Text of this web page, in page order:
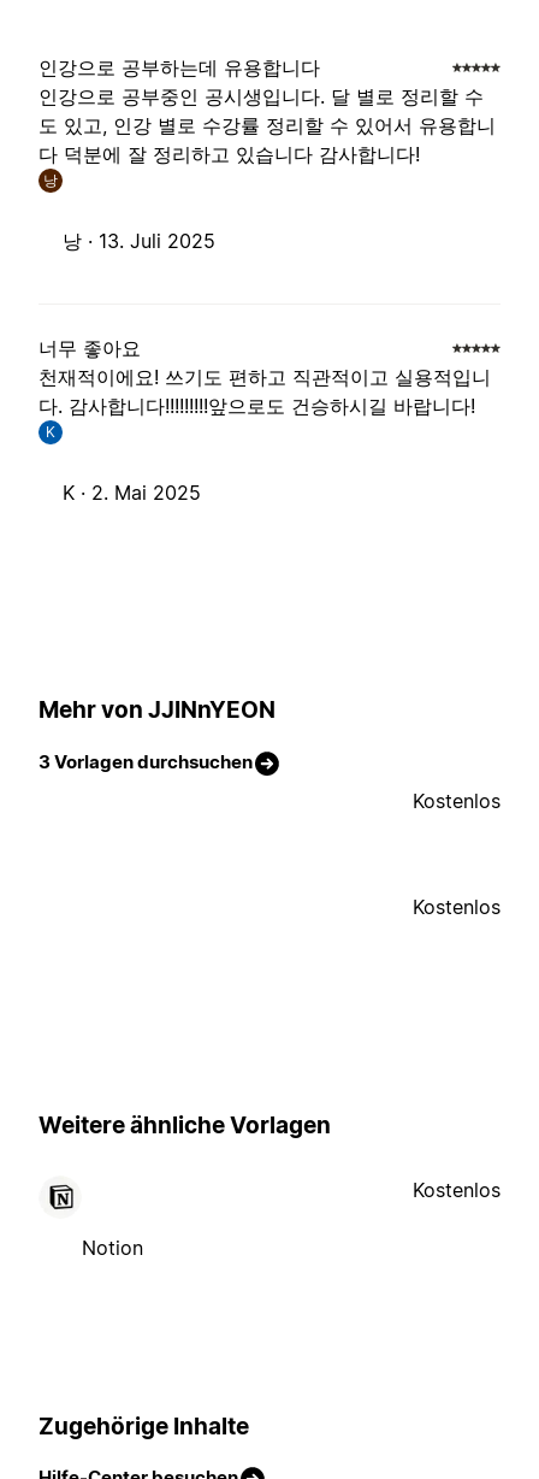
인강으로 공부하는데 유용합니다
인강으로 공부중인 공시생입니다. 달 별로 정리할 수
도 있고, 인강 별로 수강률 정리할 수 있어서 유용합니
다 덕분에 잘 정리하고 있습니다 감사합니다!
낭
낭 · 13. Juli 2025
너무 좋아요
천재적이에요! 쓰기도 편하고 직관적이고 실용적입니
다. 감사합니다!!!!!!!!!앞으로도 건승하시길 바랍니다!
K
K · 2. Mai 2025
Mehr von JJINnYEON
3 Vorlagen durchsuchen
Kostenlos
Kostenlos
Weitere ähnliche Vorlagen
Notion
Kostenlos
Zugehörige Inhalte